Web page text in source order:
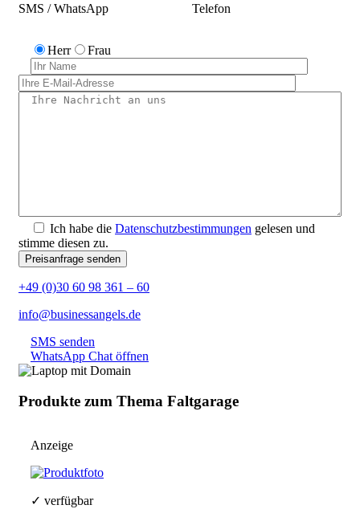
SMS / WhatsApp Telefon
Herr Frau
Ich habe die Datenschutzbestimmungen gelesen und
stimme diesen zu.
+49 (0)30 60 98 361 – 60
info@businessangels.de
SMS senden
WhatsApp Chat öffnen
Produkte zum Thema Faltgarage
Anzeige
✓ verfügbar